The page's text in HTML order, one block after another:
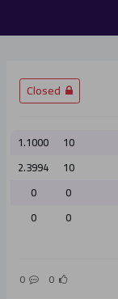
10
1.1000
10
2.3994
0
0
0
0
0
0